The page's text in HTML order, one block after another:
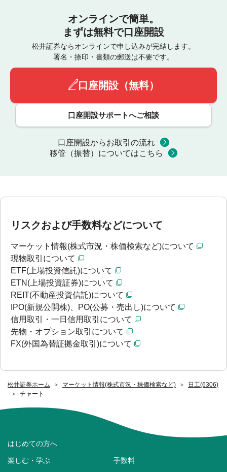
松井証券ホーム マーケット情報(株式市況・株価検索など)
日工(6306)
チャート
オンラインで簡単。
まずは無料で口座開設
松井証券ならオンラインで申し込みが完結します。
署名・捺印・書類の郵送は不要です。
口座開設（無料）
口座開設サポートへご相談
口座開設からお取引の流れ
移管（振替）についてはこちら
リスクおよび手数料などについて
マーケット情報(株式市況・株価検索など)について
現物取引について
ETF(上場投資信託)について
ETN(上場投資証券)について
REIT(不動産投資信託)について
IPO(新規公開株)、PO(公募・売出し)について
信用取引・一日信用取引について
先物・オプション取引について
FX(外国為替証拠金取引)について
はじめての方へ
楽しむ・学ぶ 手数料